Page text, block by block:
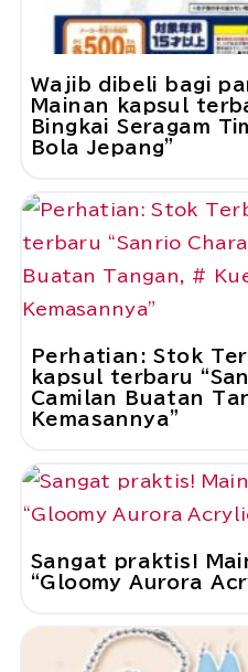
Wajib dibeli bagi
Mainan kapsul
Bingkai Seragam
Bola Jepang”
Perhatian: Stok
kapsul terbaru
Camilan Buatan
Kemasannya”
Sangat praktis!
“Gloomy Aurora